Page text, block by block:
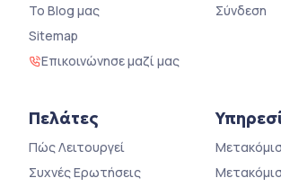
Το Blog μας
Sitemap
Επικοινώνησε μαζί μας
Σύνδεση
Πελάτες
Πώς Λειτουργεί
Συχνές Ερωτήσεις